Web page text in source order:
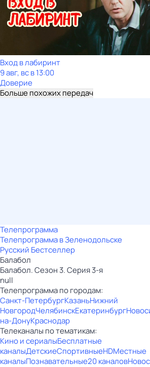
Вход в лабиринт
9 авг, вс в 13:00
Доверие
Больше похожих передач
Телепрограмма
Телепрограмма в Зеленодольске
Русский Бестселлер
Балабол
Балабол. Сезон 3. Серия 3-я
null
Телепрограмма по городам:
Санкт-ПетербургКазаньНижний
НовгородЧелябинскЕкатеринбург
на-ДонуКраснодар
Телеканалы по тематикам:
Кино и сериалыБесплатные
каналыДетскиеСпортивныеHDМестные
каналыПознавательные20 каналов